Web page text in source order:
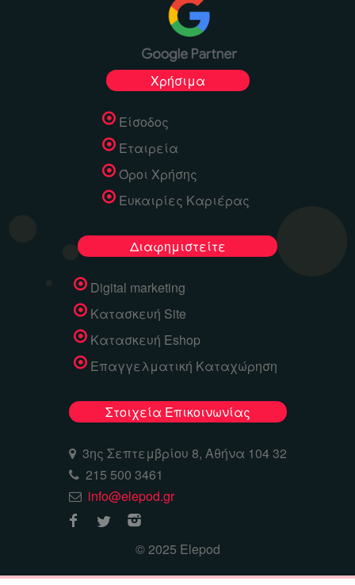
Χρήσιμα
Είσοδος
Εταιρεία
Όροι Χρήσης
Ευκαιρίες Καριέρας
Διαφημιστείτε
Digital marketing
Κατασκευή Site
Κατασκευή Eshop
Επαγγελματική Καταχώρηση
Στοιχεία Επικοινωνίας
3ης Σεπτεμβρίου 8, Αθήνα 104 32
215 500 3461
info@elepod.gr
© 2025 Elepod